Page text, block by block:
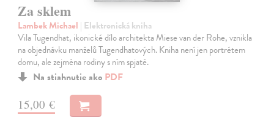
Za sklem
Lambek Michael | Elektronická kniha
Vila Tugendhat, ikonické dílo architekta Miese van der Rohe, vznikla
na objednávku manželů Tugendhatových. Kniha není jen portrétem
domu, ale zejména rodiny s ním spjaté.
Na stiahnutie ako PDF
15,00 €